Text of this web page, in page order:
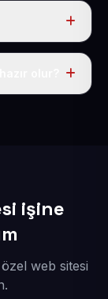
bedele alan
işine
web sitesi